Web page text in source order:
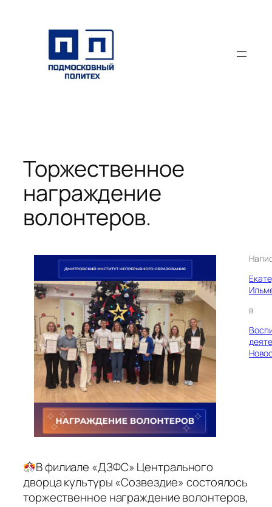
содержимому
Торжественное
награждение
волонтеров.
в
В филиале «ДЗФС» Центрального
дворца культуры «Созвездие» состоялось
торжественное награждение волонтеров,